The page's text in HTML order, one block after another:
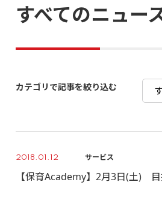
すべてのニュー
カテゴリで記事を絞り込む
2018.01.12 サービス
【保育Academy】2月3日(土)